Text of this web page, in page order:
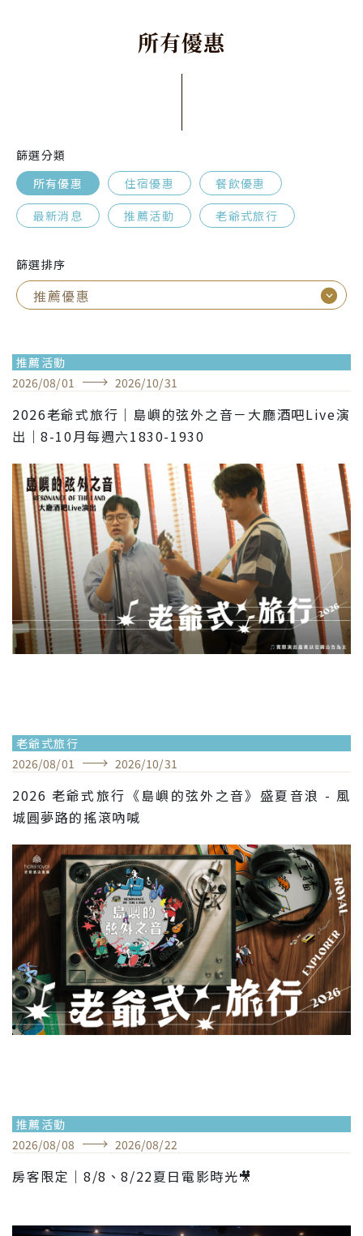
所有優惠
篩選分類
所有優惠
住宿優惠
餐飲優惠
最新消息
推薦活動 老爺式旅行
篩選排序
推薦活動
2026/08/01 2026/10/31
2026老爺式旅行｜島嶼的弦外之音－大廳酒吧Live演
出｜8-10月每週六1830-1930
老爺式旅行
2026/08/01 2026/10/31
2026 老爺式旅行《島嶼的弦外之音》盛夏音浪 - 風
城圓夢路的搖滾吶喊
推薦活動
2026/08/08 2026/08/22
房客限定｜8/8、8/22夏日電影時光🎥